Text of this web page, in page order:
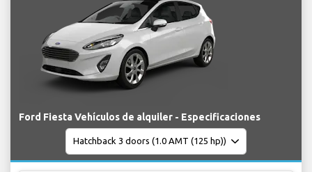
Ford Fiesta Vehículos de alquiler - Especificaciones